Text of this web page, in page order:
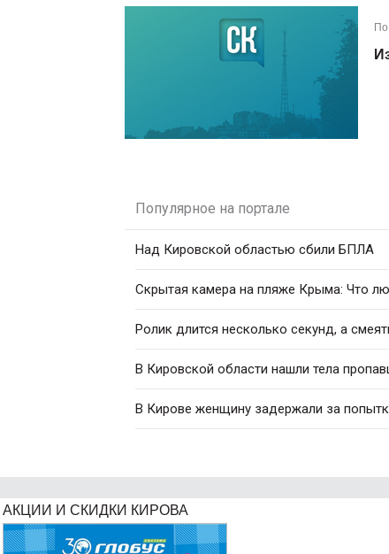
Популярное на портале
Над Кировской областью сбили БПЛА
Скрытая камера на пляже Крыма: Что
Ролик длится несколько секунд, а
В Кировской области нашли тела
В Кирове женщину задержали за
АКЦИИ И СКИДКИ КИРОВА